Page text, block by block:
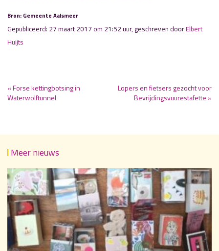
Bron: Gemeente Aalsmeer
Gepubliceerd: 27 maart 2017 om 21:52 uur, geschreven doorElbert
Huijts
« Forse kettingbotsing in
Waterwolftunnel
Lopers en fietsers gezocht voor
Bevrijdingsvuurestafette »
Meer nieuws